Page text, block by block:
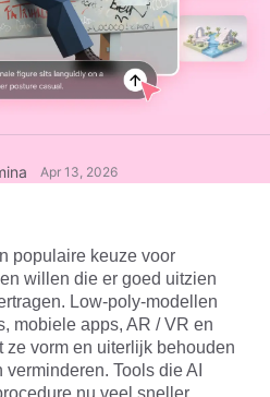
Apr 13, 2026
populaire keuze voor
willen die er goed uitzien
Low-poly-modellen
mobiele apps, AR / VR en
ze vorm en uiterlijk behouden
Tools die AI
nu veel sneller.